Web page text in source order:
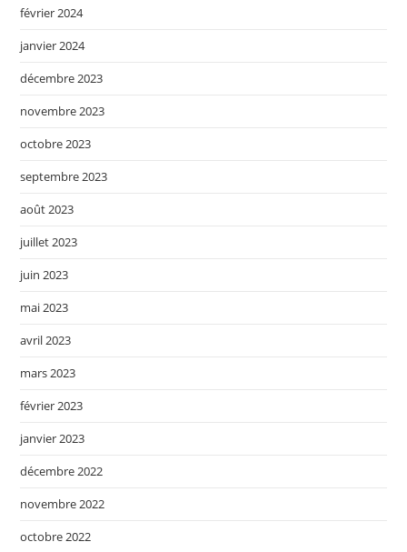
février 2024
janvier 2024
décembre 2023
novembre 2023
octobre 2023
septembre 2023
août 2023
juillet 2023
juin 2023
mai 2023
avril 2023
mars 2023
février 2023
janvier 2023
décembre 2022
novembre 2022
octobre 2022